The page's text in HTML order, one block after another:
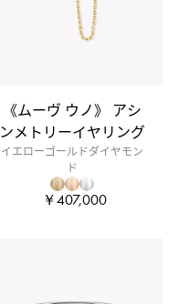
《ムーヴ ウノ》 アシ
ンメトリーイヤリング
イエローゴールドダイヤモン
ド
￥407,000